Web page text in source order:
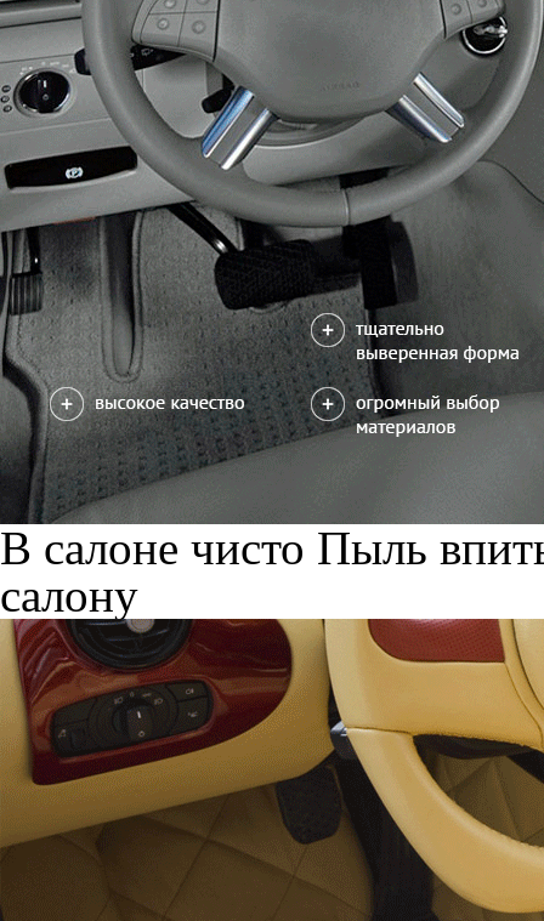
В салоне чисто Пыль
салону